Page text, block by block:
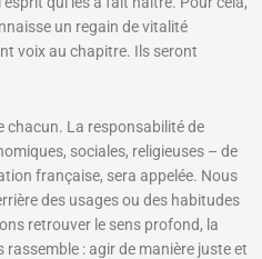
un regain de vitalité
voix au chapitre. Ils seront
chacun. La responsabilité de
sociales, religieuses – de
française, sera appelée. Nous
des usages ou des habitudes
retrouver le sens profond, la
: agir de manière juste et